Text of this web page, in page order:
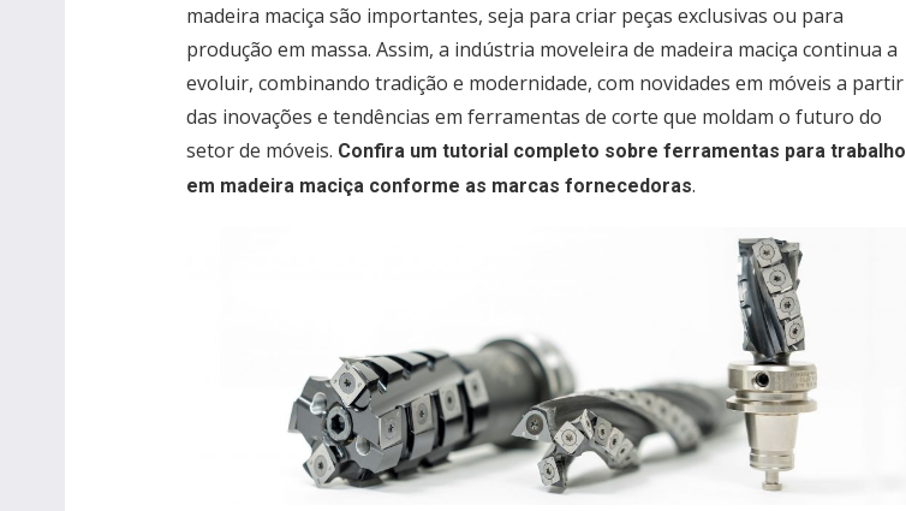
madeira maciça são importantes, seja para criar peças exclusivas ou para
produção em massa. Assim, a indústria moveleira de madeira maciça continua a
evoluir, combinando tradição e modernidade, com novidades em móveis a partir
das inovações e tendências em ferramentas de corte que moldam o futuro do
setor de móveis. Confira um tutorial completo sobre ferramentas para trabalho
em madeira maciça conforme as marcas fornecedoras.